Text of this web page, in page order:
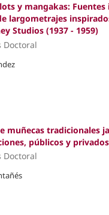
y mangakas:
largometrajes
Studios (1937 - 1959)
Doctoral
muñecas tradicionales
públicos y
Doctoral